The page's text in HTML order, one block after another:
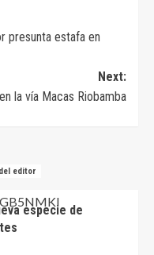
presunta estafa en
Next:
la vía Macas Riobamba
editor
especie de